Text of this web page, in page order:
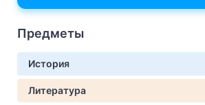
Предметы
История
Литература